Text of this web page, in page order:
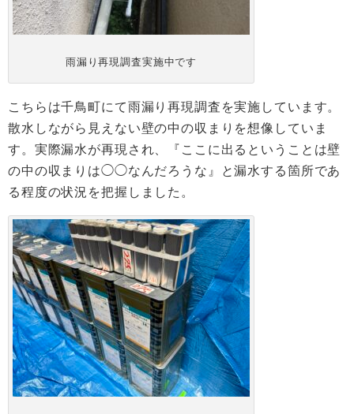
雨漏り再現調査実施中です
こちらは千鳥町にて雨漏り再現調査を実施しています。
散水しながら見えない壁の中の収まりを想像していま
す。実際漏水が再現され、『ここに出るということは壁
の中の収まりは◯◯なんだろうな』と漏水する箇所であ
る程度の状況を把握しました。